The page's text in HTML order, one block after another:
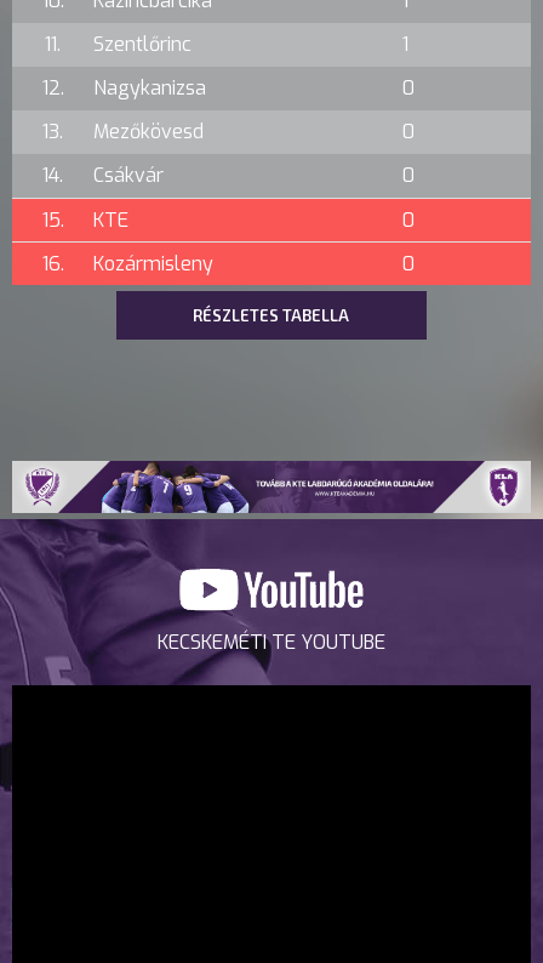
11.
Szentlőrinc
1
12.
Nagykanizsa
0
13.
Mezőkövesd
0
14.
Csákvár
0
15.
KTE
0
16.
Kozármisleny 0
RÉSZLETES TABELLA
KECSKEMÉTI TE YOUTUBE